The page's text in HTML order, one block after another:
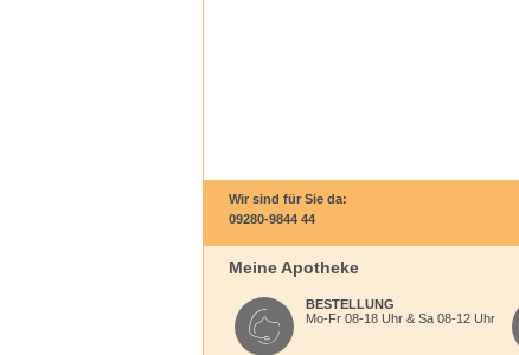
Wir sind für Sie da:
09280-9844 44
Meine Apotheke
BESTELLUNG
Mo-Fr 08-18 Uhr & Sa 08-12 Uhr